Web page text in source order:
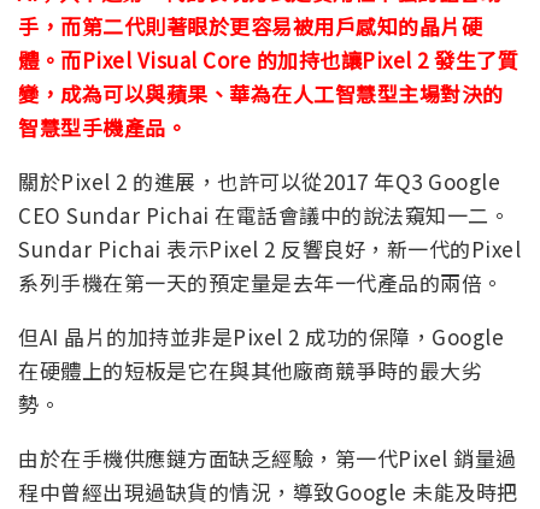
手，而第二代則著眼於更容易被用戶感知的晶片硬
體。而Pixel Visual Core 的加持也讓Pixel 2 發生了質
變，成為可以與蘋果、華為在人工智慧型主場對決的
智慧型手機產品。
關於Pixel 2 的進展，也許可以從2017 年Q3 Google
CEO Sundar Pichai 在電話會議中的說法窺知一二。
Sundar Pichai 表示Pixel 2 反響良好，新一代的Pixel
系列手機在第一天的預定量是去年一代產品的兩倍。
但AI 晶片的加持並非是Pixel 2 成功的保障，Google
在硬體上的短板是它在與其他廠商競爭時的最大劣
勢。
由於在手機供應鏈方面缺乏經驗，第一代Pixel 銷量過
程中曾經出現過缺貨的情況，導致Google 未能及時把